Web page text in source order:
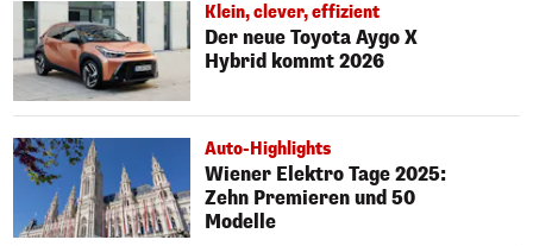
Klein, clever, effizient
Der neue Toyota Aygo X
Hybrid kommt 2026
Auto-Highlights
Wiener Elektro Tage 2025:
Zehn Premieren und 50
Modelle